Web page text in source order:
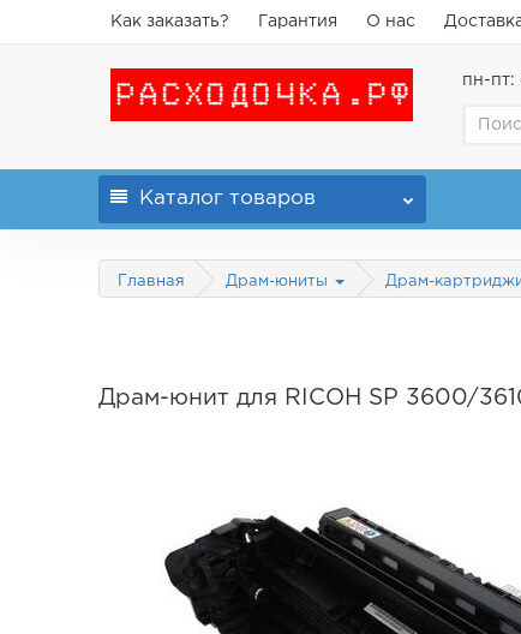
Как заказать? Гарантия О нас
пн-пт:
Каталог товаров
Главная Драм-юниты Драм-
Драм-юнит для RICOH SP 3600/